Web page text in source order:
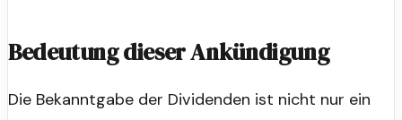
Bedeutung dieser Ankündigung
Die Bekanntgabe der Dividenden ist nicht nur ein